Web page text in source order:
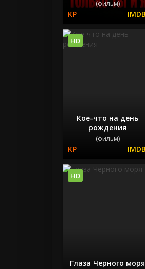
(фильм)
Кое-что на день
рождения
(фильм)
HD
Глаза Черного моря
HD